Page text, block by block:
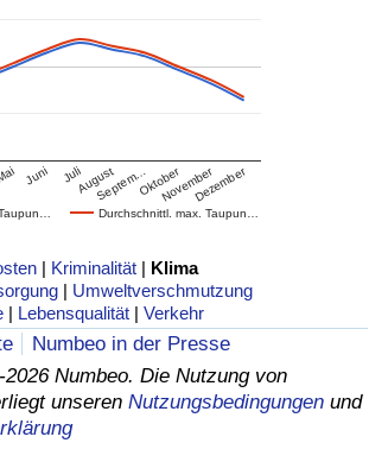
Durchschnittl. max. Taupun…
Juni JuliAugustSeptem…OktoberNovemberDezember
| Kriminalität | Klima
| Umweltverschmutzung
| Lebensqualität |Verkehr
Numbeo in der Presse
Numbeo. Die Nutzung von
unseren Nutzungsbedingungen und